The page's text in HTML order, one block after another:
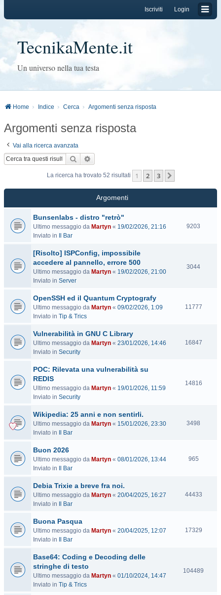
Login
Iscriviti
TecnikaMente.it
Un universo nella tua testa
Home Indice Cerca Argomenti senza risposta
Argomenti senza risposta
Vai alla ricerca avanzata
Cerca
La ricerca ha trovato 52 risultati 1 2 3
Argomenti
Bunsenlabs - distro "retrò"
Ultimo messaggio da Martyn « 19/02/2026, 21:16
Inviato in
Il Bar
9203
[Risolto] ISPConfig, impossibile
accedere al pannello, errore 500
Ultimo messaggio da Martyn « 19/02/2026, 21:00
Inviato in Server
3044V
e
OpenSSH ed il Quantum Cryptografy
Ultimo messaggio da Martyn « 09/02/2026, 1:09
Inviato in Tip & Trics
11777V
t
Vulnerabilità in GNU C Library
Ultimo messaggio da Martyn « 23/01/2026, 14:46
Inviato in Security
16847V
e
POC: Rilevata una vulnerabilità su
REDIS
Ultimo messaggio da Martyn « 19/01/2026, 11:59
Inviato in Security
14816V
Wikipedia: 25 anni e non sentirli.
Ultimo messaggio da Martyn « 15/01/2026, 23:30
Inviato in
Il Bar
3498
Buon 2026
Ultimo messaggio da Martyn « 08/01/2026, 13:44
Inviato in
Il Bar
965V
t
Debia Trixie a breve fra noi.
Ultimo messaggio da Martyn « 20/04/2025, 16:27
Inviato in
Il Bar
44433V
t
Buona Pasqua
Ultimo messaggio da Martyn « 20/04/2025, 12:07
Inviato in
Il Bar
17329V
e
Base64: Coding e Decoding delle
stringhe di testo
Ultimo messaggio da Martyn « 01/10/2024, 14:47
Inviato in Tip & Trics
104489